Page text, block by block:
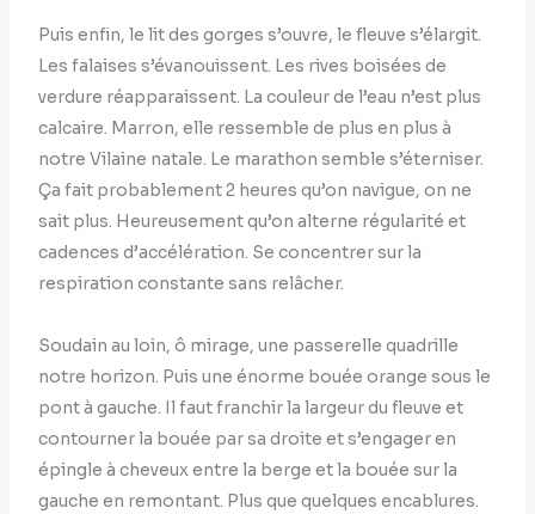
Puis enfin, le lit des gorges s’ouvre, le fleuve s’élargit.
Les falaises s’évanouissent. Les rives boisées de
verdure réapparaissent. La couleur de l’eau n’est plus
calcaire. Marron, elle ressemble de plus en plus à
notre Vilaine natale. Le marathon semble s’éterniser.
Ça fait probablement 2 heures qu’on navigue, on ne
sait plus. Heureusement qu’on alterne régularité et
cadences d’accélération. Se concentrer sur la
respiration constante sans relâcher.
Soudain au loin, ô mirage, une passerelle quadrille
notre horizon. Puis une énorme bouée orange sous le
pont à gauche. Il faut franchir la largeur du fleuve et
contourner la bouée par sa droite et s’engager en
épingle à cheveux entre la berge et la bouée sur la
gauche en remontant. Plus que quelques encablures.